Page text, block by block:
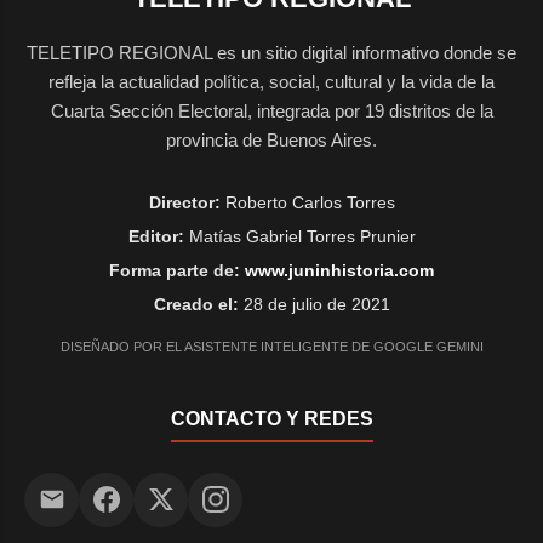
TELETIPO REGIONAL es un sitio digital informativo donde se
refleja la actualidad política, social, cultural y la vida de la
Cuarta Sección Electoral, integrada por 19 distritos de la
provincia de Buenos Aires.
Director: Roberto Carlos Torres
Editor: Matías Gabriel Torres Prunier
Forma parte de: www.juninhistoria.com
Creado el: 28 de julio de 2021
DISEÑADO POR EL ASISTENTE INTELIGENTE DE GOOGLE GEMINI
CONTACTO Y REDES